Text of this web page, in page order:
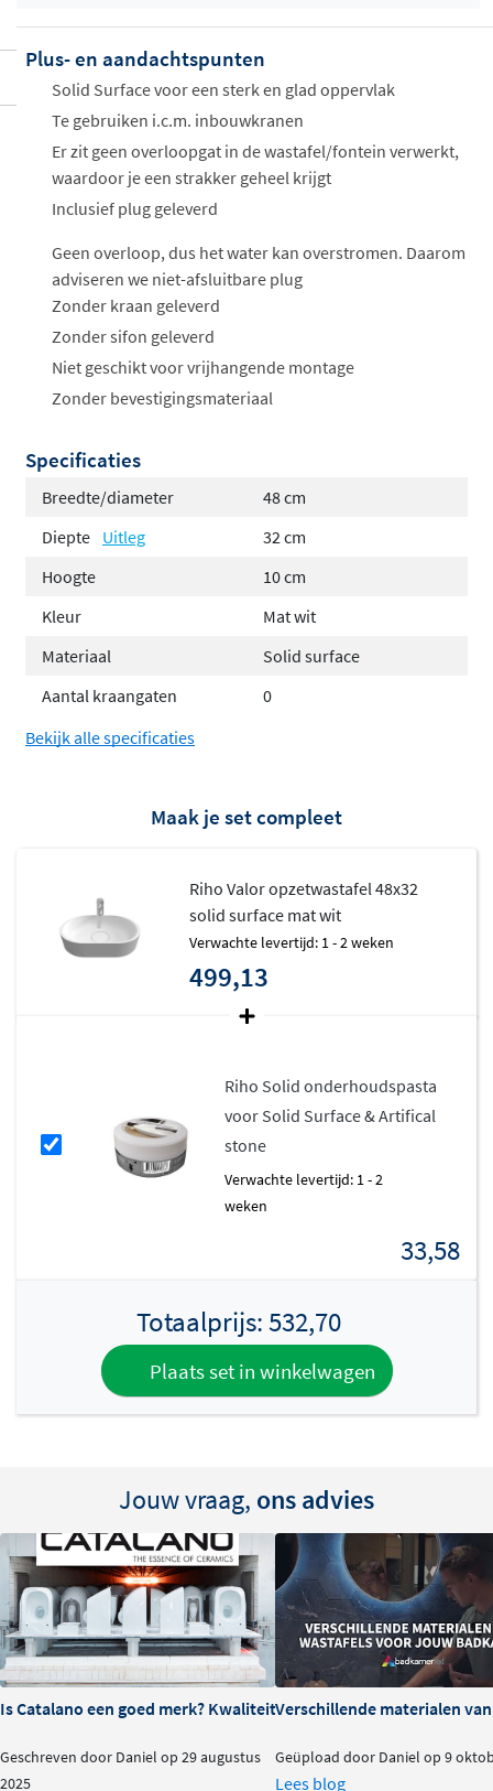
Offertes
ophalen...
Plus- en aandachtspunten
Solid Surface voor een sterk en glad oppervlak
Te gebruiken i.c.m. inbouwkranen
Er zit geen overloopgat in de wastafel/fontein verwerkt,
waardoor je een strakker geheel krijgt
Inclusief plug geleverd
Geen overloop, dus het water kan overstromen. Daarom
adviseren we niet-afsluitbare plug
Zonder kraan geleverd
Zonder sifon geleverd
Niet geschikt voor vrijhangende montage
Zonder bevestigingsmateriaal
Specificaties
Breedte/diameter
48 cm
Diepte Uitleg
32 cm
Hoogte
10 cm
Kleur
Mat wit
Materiaal
Solid surface
Aantal kraangaten
0
Bekijk alle specificaties
Maak je set compleet
Riho Valor opzetwastafel 48x32
solid surface mat wit
Verwachte levertijd: 1 - 2 weken
499,13
Riho Solid onderhoudspasta
voor Solid Surface & Artifical
stone
Verwachte levertijd: 1 - 2
weken
33,58
Totaalprijs:532,70
Plaats set in winkelwagen
Jouw vraag, ons advies
Is Catalano een goed merk? Kwaliteit en ervaringen
Geschreven door Daniel op 29 augustus
2025
Verschillende materialen
Geüpload door Daniel op 9
Lees blog